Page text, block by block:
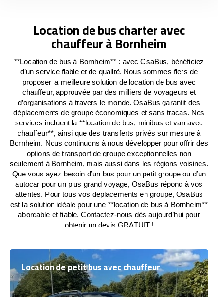
Location de bus charter avec
chauffeur à Bornheim
**Location de bus à Bornheim** : avec OsaBus, bénéficiez
d’un service fiable et de qualité. Nous sommes fiers de
proposer la meilleure solution de location de bus avec
chauffeur, approuvée par des milliers de voyageurs et
d’organisations à travers le monde. OsaBus garantit des
déplacements de groupe économiques et sans tracas. Nos
services incluent la **location de bus, minibus et van avec
chauffeur**, ainsi que des transferts privés sur mesure à
Bornheim. Nous continuons à nous développer pour offrir des
options de transport de groupe exceptionnelles non
seulement à Bornheim, mais aussi dans les régions voisines.
Que vous ayez besoin d’un bus pour un petit groupe ou d’un
autocar pour un plus grand voyage, OsaBus répond à vos
attentes. Pour tous vos déplacements en groupe, OsaBus
est la solution idéale pour une **location de bus à Bornheim**
abordable et fiable. Contactez-nous dès aujourd’hui pour
obtenir un devis GRATUIT !
Location de petit bus avec chauffeur